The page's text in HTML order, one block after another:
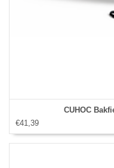
CUHOC
€41,39